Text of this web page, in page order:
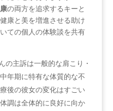
の両方を追求するキーと
康と美を増進させる助け
ての個人の体験談を共有
の主訴は一般的な肩こり・
年期に特有な体質的な不
後の彼女の変化はすごい
調は全体的に良好に向か